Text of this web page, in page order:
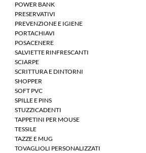
POWER BANK
PRESERVATIVI
PREVENZIONE E IGIENE
PORTACHIAVI
POSACENERE
SALVIETTE RINFRESCANTI
SCIARPE
SCRITTURA E DINTORNI
SHOPPER
SOFT PVC
SPILLE E PINS
STUZZICADENTI
TAPPETINI PER MOUSE
TESSILE
TAZZE E MUG
TOVAGLIOLI PERSONALIZZATI